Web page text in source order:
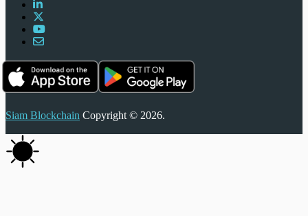
Siam Blockchain Copyright © 2026.